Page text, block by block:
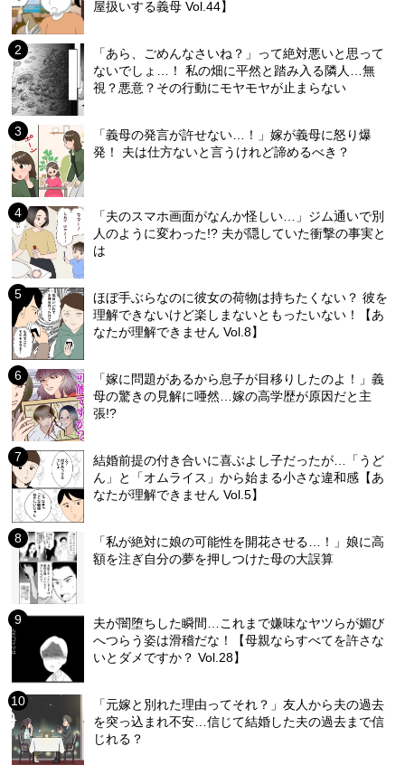
屋扱いする義母 Vol.44】
「あら、ごめんなさいね？」って絶対悪いと思って
ないでしょ…！ 私の畑に平然と踏み入る隣人…無
視？悪意？その行動にモヤモヤが止まらない
「義母の発言が許せない…！」嫁が義母に怒り爆
発！ 夫は仕方ないと言うけれど諦めるべき？
「夫のスマホ画面がなんか怪しい…」ジム通いで別
人のように変わった!? 夫が隠していた衝撃の事実と
は
ほぼ手ぶらなのに彼女の荷物は持ちたくない？ 彼を
理解できないけど楽しまないともったいない！【あ
なたが理解できません Vol.8】
「嫁に問題があるから息子が目移りしたのよ！」義
母の驚きの見解に唖然…嫁の高学歴が原因だと主
張!?
結婚前提の付き合いに喜ぶよし子だったが…「うど
ん」と「オムライス」から始まる小さな違和感【あ
なたが理解できません Vol.5】
「私が絶対に娘の可能性を開花させる…！」娘に高
額を注ぎ自分の夢を押しつけた母の大誤算
夫が闇堕ちした瞬間…これまで嫌味なヤツらが媚び
へつらう姿は滑稽だな！【母親ならすべてを許さな
いとダメですか？ Vol.28】
「元嫁と別れた理由ってそれ？」友人から夫の過去
を突っ込まれ不安…信じて結婚した夫の過去まで信
じれる？